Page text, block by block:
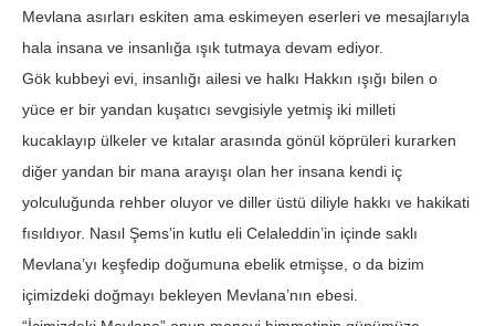
Mevlana asırları eskiten ama eskimeyen eserleri ve mesajlarıyla
hala insana ve insanlığa ışık tutmaya devam ediyor.
Gök kubbeyi evi, insanlığı ailesi ve halkı Hakkın ışığı bilen o
yüce er bir yandan kuşatıcı sevgisiyle yetmiş iki milleti
kucaklayıp ülkeler ve kıtalar arasında gönül köprüleri kurarken
diğer yandan bir mana arayışı olan her insana kendi iç
yolculuğunda rehber oluyor ve diller üstü diliyle hakkı ve hakikati
fısıldıyor. Nasıl Şems’in kutlu eli Celaleddin’in içinde saklı
Mevlana’yı keşfedip doğumuna ebelik etmişse, o da bizim
içimizdeki doğmayı bekleyen Mevlana’nın ebesi.